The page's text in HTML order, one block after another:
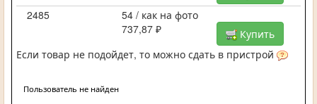
2485
54 / как на фото
737,87 ₽
Купить
Если товар не подойдет, то можно сдать в пристрой
Пользователь не найден